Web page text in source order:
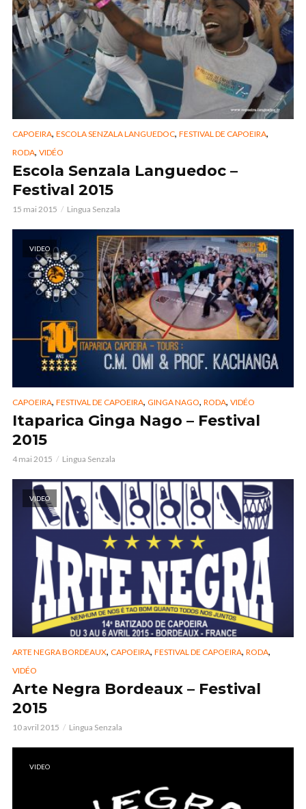
CAPOEIRA, ESCOLA SENZALA LANGUEDOC, FESTIVAL DE CAPOEIRA,
RODA, VIDÉO
Escola Senzala Languedoc –
Festival 2015
15 mai 2015 Lingua Senzala
VIDEO
CAPOEIRA, FESTIVAL DE CAPOEIRA, GINGA NAGO, RODA, VIDÉO
Itaparica Ginga Nago – Festival
2015
4 mai 2015 Lingua Senzala
VIDEO
ARTE NEGRA BORDEAUX, CAPOEIRA, FESTIVAL DE CAPOEIRA, RODA,
VIDÉO
Arte Negra Bordeaux – Festival
2015
10 avril 2015 Lingua Senzala
VIDEO